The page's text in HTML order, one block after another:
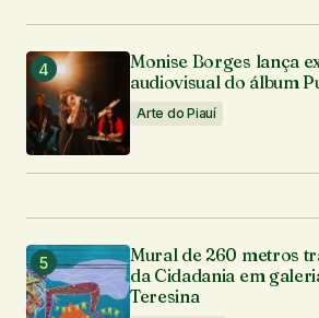
Monise Borges lança
audiovisual do álbum
Arte do Piauí
Mural de 260 metros
da Cidadania em
Teresina